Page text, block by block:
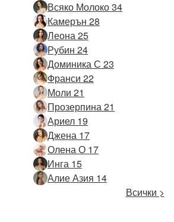
Всяко Молоко 34
Камерън 28
Леона 25
Рубин 24
Доминика С 23
Франси 22
Моли 21
Прозерпина 21
Ариел 19
Джена 17
Олена О 17
Инга 15
Алие Азия 14
Всички >